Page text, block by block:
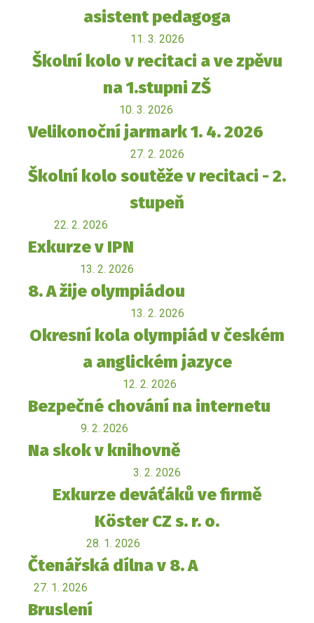
asistent pedagoga
11. 3. 2026
Školní kolo v recitaci a ve zpěvu
na 1.stupni ZŠ
10. 3. 2026
Velikonoční jarmark 1. 4. 2026
27. 2. 2026
Školní kolo soutěže v recitaci - 2.
stupeň
22. 2. 2026
Exkurze v IPN
13. 2. 2026
8. A žije olympiádou
13. 2. 2026
Okresní kola olympiád v českém
a anglickém jazyce
12. 2. 2026
Bezpečné chování na internetu
9. 2. 2026
Na skok v knihovně
3. 2. 2026
Exkurze deváťáků ve firmě
Köster CZ s. r. o.
28. 1. 2026
Čtenářská dílna v 8. A
27. 1. 2026
Bruslení